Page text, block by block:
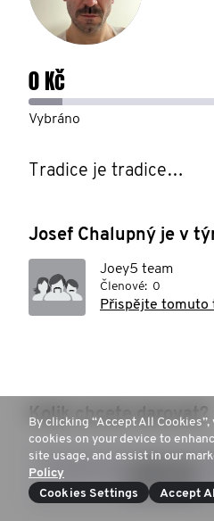
0 Kč
Vybráno
Tradice je tradice…
Josef Chalupný je v
Joey5 team
Členové: 0
Přispějte tomuto
Kolik chcete darovat?
3.000 Kč
By clicking “Accept All
cookies on your device to
site usage, and assist in our
Policy
Cookies Settings
Accept